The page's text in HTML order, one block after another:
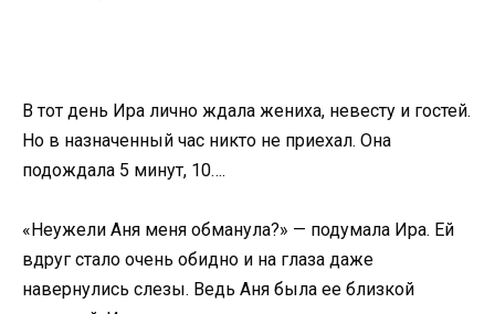
В тот день Ира лично ждала жениха, невесту и гостей.
Но в назначенный час никто не приехал. Она
подождала 5 минут, 10….
«Неужели Аня меня обманула?» — подумала Ира. Ей
вдруг стало очень обидно и на глаза даже
навернулись слезы. Ведь Аня была ее близкой